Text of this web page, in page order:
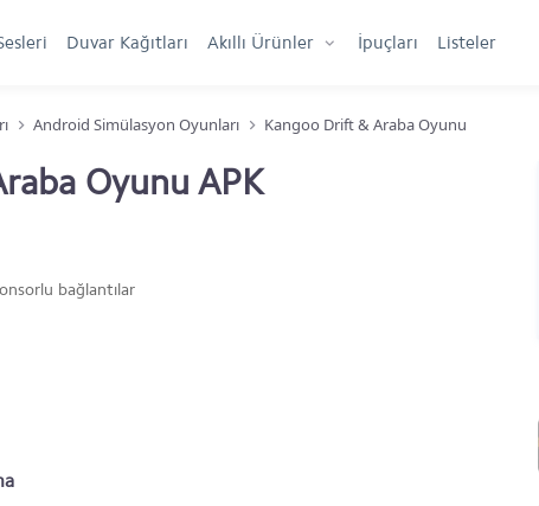
Duvar Kağıtları Akıllı Ürünler İpuçları Listeler
Android Simülasyon Oyunları Kangoo Drift & Araba Oyunu
Oyunu APK
bağlantılar